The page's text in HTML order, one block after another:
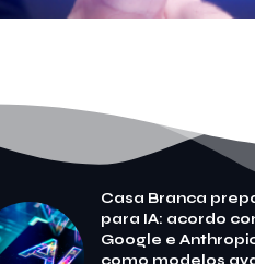
Casa Branca
para IA: acordo
Google e
como modelos